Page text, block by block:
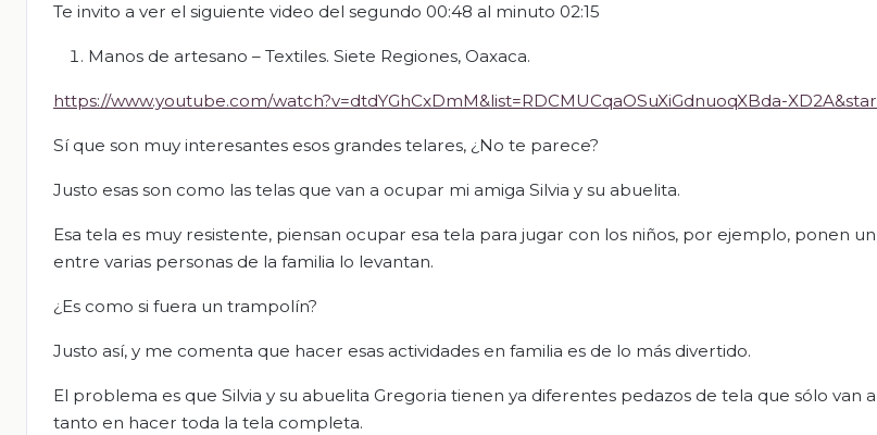
Te invito a ver el siguiente video del segundo 00:48 al minuto 02:15
Manos de artesano – Textiles. Siete Regiones, Oaxaca.
https://www.youtube.com/watch?v=dtdYGhCxDmM&list=RDCMUCqaOSuXiGdnuoqXBda-
Sí que son muy interesantes esos grandes telares, ¿No te parece?
Justo esas son como las telas que van a ocupar mi amiga Silvia y su abuelita.
Esa tela es muy resistente, piensan ocupar esa tela para jugar con los niños, por ejemplo, ponen
entre varias personas de la familia lo levantan.
¿Es como si fuera un trampolín?
Justo así, y me comenta que hacer esas actividades en familia es de lo más divertido.
El problema es que Silvia y su abuelita Gregoria tienen ya diferentes pedazos de tela que sólo van
tanto en hacer toda la tela completa.